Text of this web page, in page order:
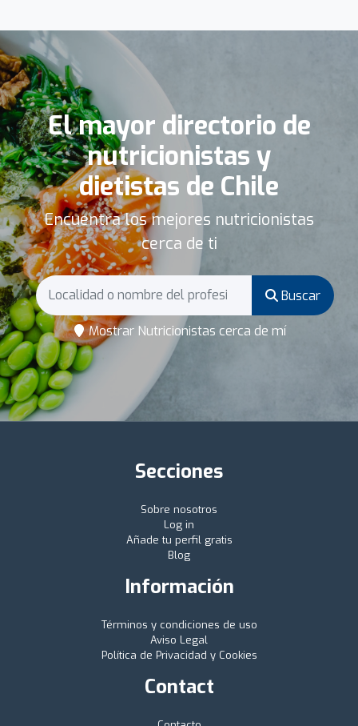
El mayor directorio de
nutricionistas y
dietistas de Chile
Encuentra los mejores nutricionistas
cerca de ti
Buscar
Mostrar Nutricionistas cerca de mí
Secciones
Sobre nosotros
Log in
Añade tu perfil gratis
Blog
Información
Términos y condiciones de uso
Aviso Legal
Política de Privacidad y Cookies
Contact